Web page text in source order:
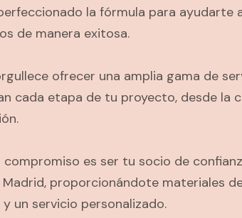
la fórmula para ayudarte
de manera exitosa.
ofrecer una amplia gama de
cada etapa de tu proyecto, desde la
compromiso es ser tu socio de
Madrid, proporcionándote materiales
un servicio personalizado.